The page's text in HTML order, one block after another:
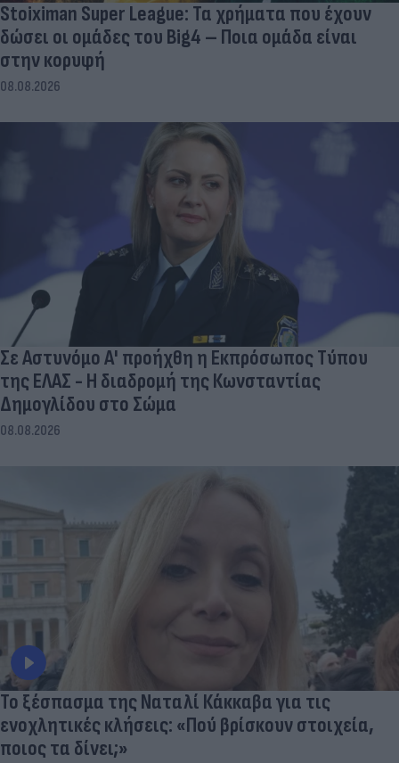
Stoiximan Super League: Τα χρήματα που έχουν
δώσει οι ομάδες του Big4 – Ποια ομάδα είναι
στην κορυφή
08.08.2026
Σε Αστυνόμο Α' προήχθη η Εκπρόσωπος Τύπου
της ΕΛΑΣ - Η διαδρομή της Κωνσταντίας
Δημογλίδου στο Σώμα
08.08.2026
Το ξέσπασμα της Ναταλί Κάκκαβα για τις
ενοχλητικές κλήσεις: «Πού βρίσκουν στοιχεία,
ποιος τα δίνει;»